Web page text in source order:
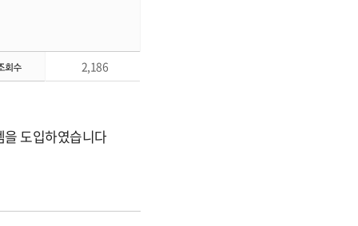
2,186
을 도입하였습니다